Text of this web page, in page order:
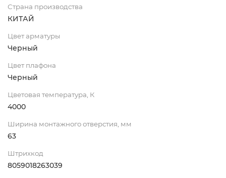
Страна производства
КИТАЙ
Цвет арматуры
Черный
Цвет плафона
Черный
Цветовая температура, К
4000
Ширина монтажного отверстия, мм
63
Штрихкод
8059018263039